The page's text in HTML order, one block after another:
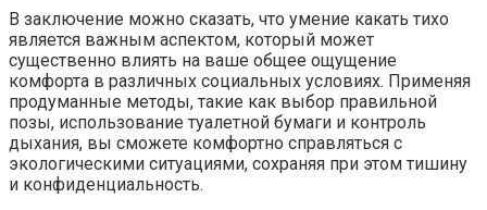
В заключение можно сказать, что умение какать тихо
является важным аспектом, который может
существенно влиять на ваше общее ощущение
комфорта в различных социальных условиях. Применяя
продуманные методы, такие как выбор правильной
позы, использование туалетной бумаги и контроль
дыхания, вы сможете комфортно справляться с
экологическими ситуациями, сохраняя при этом тишину
и конфиденциальность.